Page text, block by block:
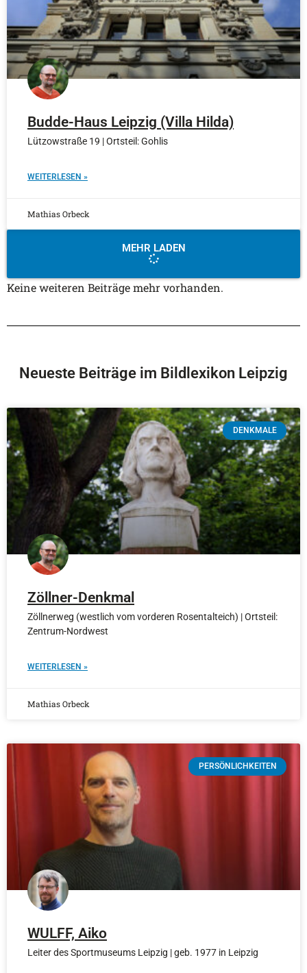
Budde-Haus Leipzig (Villa Hilda)
Lützowstraße 19 | Ortsteil: Gohlis
WEITERLESEN »
Mathias Orbeck
MEHR LADEN
Keine weiteren Beiträge mehr vorhanden.
Neueste Beiträge im Bildlexikon Leipzig
DENKMALE
Zöllner-Denkmal
Zöllnerweg (westlich vom vorderen Rosentalteich) | Ortsteil:
Zentrum-Nordwest
WEITERLESEN »
Mathias Orbeck
PERSÖNLICHKEITEN
WULFF, Aiko
Leiter des Sportmuseums Leipzig | geb. 1977 in Leipzig